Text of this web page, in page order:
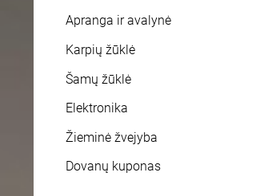
Apranga ir avalynė
Karpių žūklė
Šamų žūklė
Elektronika
Žieminė žvejyba
Dovanų kuponas